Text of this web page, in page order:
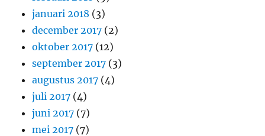
januari 2018 (3)
december 2017 (2)
oktober 2017 (12)
september 2017 (3)
augustus 2017 (4)
juli 2017 (4)
juni 2017 (7)
mei 2017 (7)